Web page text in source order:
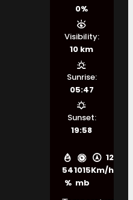
54
%
1015
mb
12
Km/h
0%
Visibility:
10 km
Sunrise:
05:47
Sunset:
19:58